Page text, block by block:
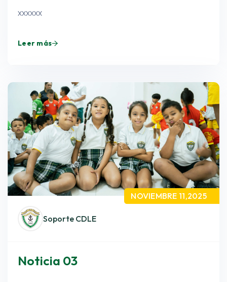
xxxxxx
Leer más
Soporte CDLE
NOVIEMBRE 11,2025
Noticia 03